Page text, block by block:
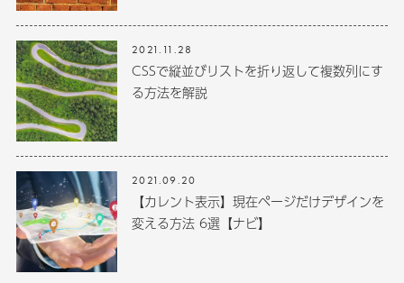
2021.11.28
CSSで縦並びリストを折り返して複数列にす
る方法を解説
2021.09.20
【カレント表示】現在ページだけデザインを
変える方法 6選【ナビ】